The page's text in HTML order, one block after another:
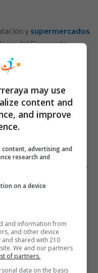
y supermercados
del Descuento.
los hermanos
negocio de
desde 1913 en Essen
hemos tenido en
cliente y darle lo que
en 2002 y ya
Nos importa el
nuestro equipo y
en pleno crecimiento,
de desarrollo y
may use
content and
and improve
advertising and
research and
on a device
and information from
and other device
shared with 210
We and our partners
of partners.
data on the basis